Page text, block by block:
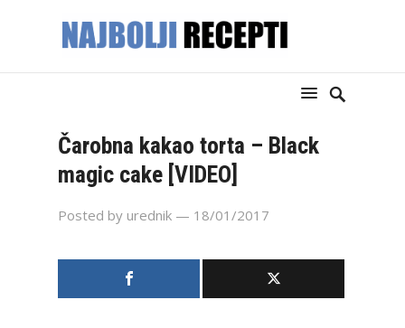
Čarobna kakao torta – Black
magic cake [VIDEO]
Posted by urednik — 18/01/2017